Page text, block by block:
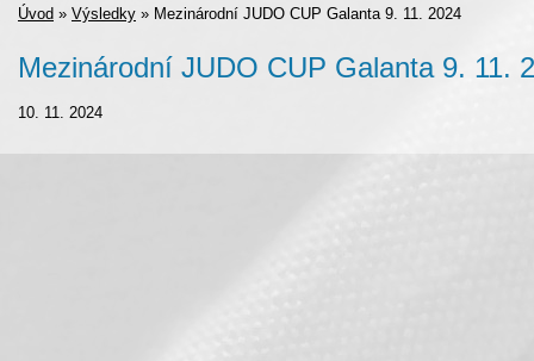
Úvod » Výsledky » Mezinárodní JUDO CUP Galanta 9. 11. 2024
Mezinárodní JUDO CUP Galanta 9. 11.
10. 11. 2024